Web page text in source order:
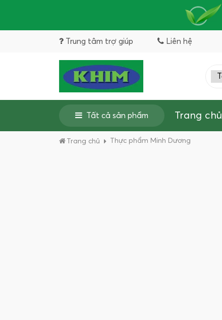
Trung tâm trợ giúp Liên hệ
Tất cả sản phẩm Trang chủ
Trang chủ Thực phẩm Minh Dương